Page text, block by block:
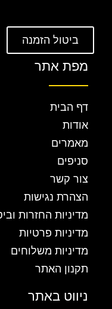
ביטול הזמנה
מפת אתר
דף הבית
אודות
מאמרים
סניפים
צור קשר
הצהרת נגישות
מדיניות החזרות
מדיניות פרטיות
מדיניות משלוחים
תקנון האתר
ניווט באתר